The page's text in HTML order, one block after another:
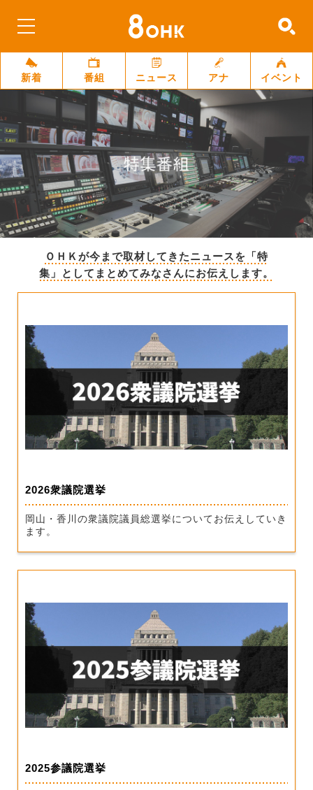
新着 番組 ニュース アナ イベント
ＯＨＫが今まで取材してきたニュースを「特
集」としてまとめてみなさんにお伝えします。
2026衆議院選挙
岡山・香川の衆議院議員総選挙についてお伝えしていき
ます。
2025参議院選挙